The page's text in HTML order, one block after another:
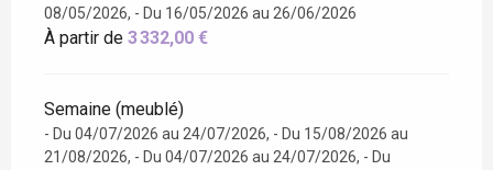
08/05/2026, - Du 16/05/2026 au 26/06/2026
À partir de 3 332,00 €
Semaine (meublé)
- Du 04/07/2026 au 24/07/2026, - Du 15/08/2026 au
21/08/2026, - Du 04/07/2026 au 24/07/2026, - Du